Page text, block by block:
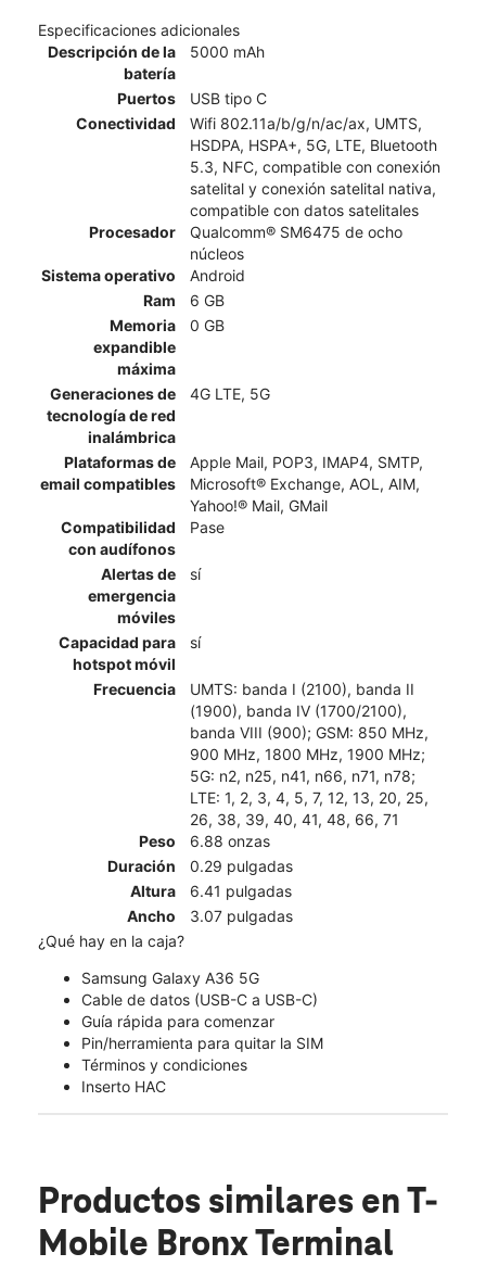
Especificaciones adicionales
Descripción de la
batería
5000 mAh
Puertos
USB tipo C
Conectividad
Wifi 802.11a/b/g/n/ac/ax, UMTS,
HSDPA, HSPA+, 5G, LTE, Bluetooth
5.3, NFC, compatible con conexión
satelital y conexión satelital nativa,
compatible con datos satelitales
Procesador
Qualcomm® SM6475 de ocho
núcleos
Sistema operativo
Android
Ram
6 GB
Memoria
expandible
máxima
0 GB
Generaciones de
tecnología de red
inalámbrica
4G LTE, 5G
Plataformas de
email compatibles
Apple Mail, POP3, IMAP4, SMTP,
Microsoft® Exchange, AOL, AIM,
Yahoo!® Mail, GMail
Compatibilidad
con audífonos
Pase
Alertas de
emergencia
móviles
sí
Capacidad para
hotspot móvil
sí
Frecuencia
UMTS: banda I (2100), banda II
(1900), banda IV (1700/2100),
banda VIII (900); GSM: 850 MHz,
900 MHz, 1800 MHz, 1900 MHz;
5G: n2, n25, n41, n66, n71, n78;
LTE: 1, 2, 3, 4, 5, 7, 12, 13, 20, 25,
26, 38, 39, 40, 41, 48, 66, 71
Peso
6.88 onzas
Duración
0.29 pulgadas
Altura
6.41 pulgadas
Ancho
3.07 pulgadas
¿Qué hay en la caja?
Samsung Galaxy A36 5G
Cable de datos (USB-C a USB-C)
Guía rápida para comenzar
Pin/herramienta para quitar la SIM
Términos y condiciones
Inserto HAC
Productos similares en T-
Mobile Bronx Terminal